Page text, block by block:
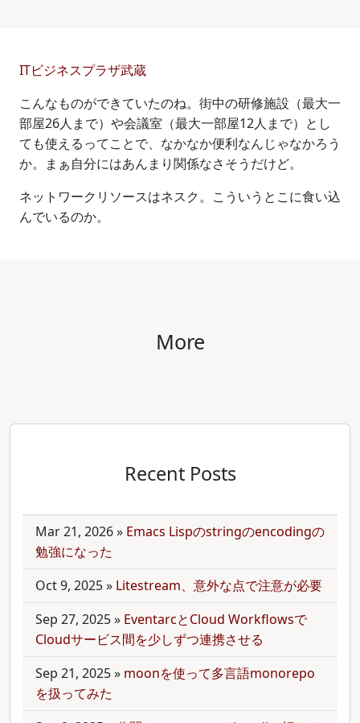
ITビジネスプラザ武蔵
こんなものができていたのね。街中の研修施設（最大一
部屋26人まで）や会議室（最大一部屋12人まで）とし
ても使えるってことで、なかなか便利なんじゃなかろう
か。まぁ自分にはあんまり関係なさそうだけど。
ネットワークリソースはネスク。こういうとこに食い込
んでいるのか。
More
Recent Posts
Mar 21, 2026» Emacs Lispのstringのencodingの
勉強になった
Oct 9, 2025» Litestream、意外な点で注意が必要
Sep 27, 2025» EventarcとCloud Workflowsで
Cloudサービス間を少しずつ連携させる
Sep 21, 2025» moonを使って多言語monorepo
を扱ってみた